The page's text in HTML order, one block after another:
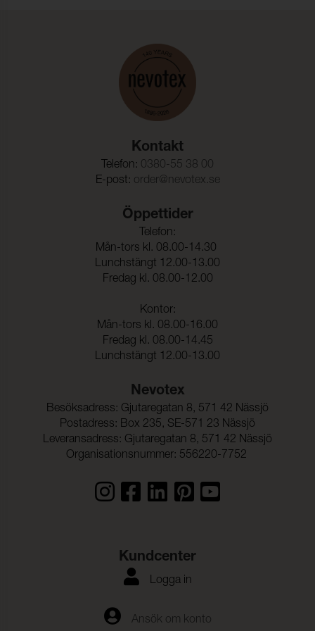
45 % (ISO 9073-18)
45 % (ISO 9073-18)
180 N (ISO 9073-4)
Kontakt
Telefon: 0380-55 38 00
E-post: order@nevotex.se
Öppettider
Telefon:
Mån-tors kl. 08.00-14.30
Lunchstängt 12.00-13.00
Fredag kl. 08.00-12.00
Kontor:
Mån-tors kl. 08.00-16.00
Fredag kl. 08.00-14.45
Lunchstängt 12.00-13.00
Nevotex
Besöksadress: Gjutaregatan 8, 571 42 Nässjö
Postadress: Box 235, SE-571 23 Nässjö
Leveransadress: Gjutaregatan 8, 571 42 Nässjö
Organisationsnummer: 556220-7752
Kundcenter
Logga in
Ansök om konto